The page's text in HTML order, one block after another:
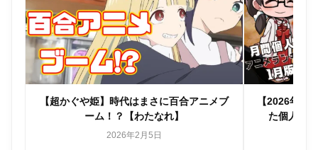
【超かぐや姫】時代はまさに百合アニメブ
ーム！？【わたなれ】
2026年2月5日
【2026年ア
た個人的